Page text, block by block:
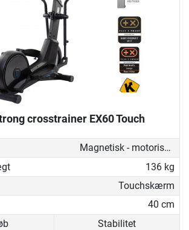
crosstrainer EX60 Touch
Magnetisk - motoriseret
136 kg
Touchskærm
40 cm
Stabilitet